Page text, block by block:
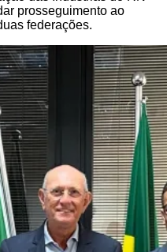
prosseguimento ao
federações.